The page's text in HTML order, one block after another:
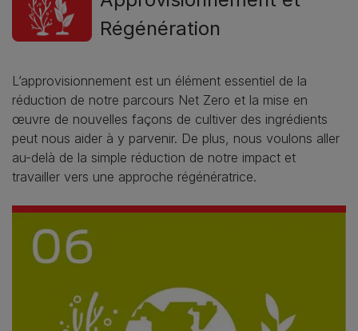
Régénération
L’approvisionnement est un élément essentiel de la
réduction de notre parcours Net Zero et la mise en
œuvre de nouvelles façons de cultiver des ingrédients
peut nous aider à y parvenir. De plus, nous voulons aller
au-delà de la simple réduction de notre impact et
travailler vers une approche régénératrice.